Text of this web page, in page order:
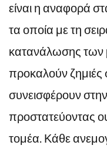
είναι η αναφορά
τα οποία με τη
κατανάλωσης
προκαλούν ζημιές
συνεισφέρουν
προστατεύοντας
τομέα. Κάθε